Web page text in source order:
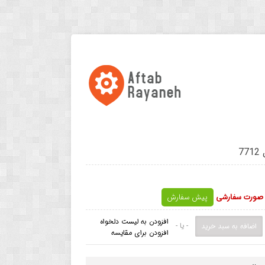
صورت سفارشی پیش سفارش
- یا - افزودن به لیست دلخواه
افزودن برای مقایسه